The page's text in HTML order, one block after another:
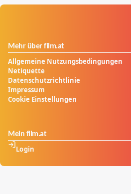
Mehr über film.at
Allgemeine Nutzungsbedingungen
Netiquette
Datenschutzrichtlinie
Impressum
Cookie Einstellungen
Mein film.at
Login